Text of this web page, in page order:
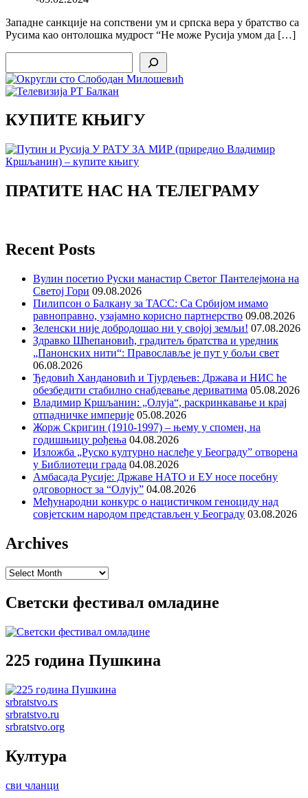
Западне санкције на сопствени ум и српска вера у братство са
Русима као онтолошка мудрост “Не може Русија умом да […]
КУПИТЕ КЊИГУ
ПРАТИТЕ НАС НА ТЕЛЕГРАМУ
Recent Posts
Вулин посетио Руски манастир Светог Пантелејмона на
Светој Гори 09.08.2026
Пилипсон о Балкану за ТАСС: Са Србијом имамо
равноправно, узајамно корисно партнерство 09.08.2026
Зеленски није добродошао ни у својој земљи! 07.08.2026
Здравко Шћепановић, градитељ братства и уредник
„Панонских нити“: Православље је пут у бољи свет
06.08.2026
Ђедовић Хандановић и Тјурдењев: Држава и НИС ће
обезбедити стабилно снабдевање дериватима 05.08.2026
Владимир Кршљанин: „Олуја“, раскринкавање и крај
отпадничке империје 05.08.2026
Жорж Скригин (1910-1997) – њему у спомен, на
годишњицу рођења 04.08.2026
Изложба „Руско културно наслеђе у Београду” отворена
у Библиотеци града 04.08.2026
Амбасада Русије: Државе НАТО и ЕУ носе посебну
одговорност за “Олују” 04.08.2026
Међународни конкурс о нацистичком геноциду над
совјетским народом представљен у Београду 03.08.2026
Archives
Archives
Светски фестивал омладине
225 година Пушкина
srbratstvo.rs
srbratstvo.ru
srbratstvo.org
Култура
сви чланци